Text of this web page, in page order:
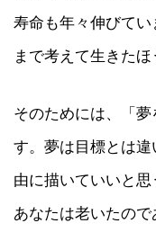
寿命も年々伸びて
まで考えて生きたほ
そのためには、「
す。夢は目標とは
由に描いていいと思
あなたは老いたので